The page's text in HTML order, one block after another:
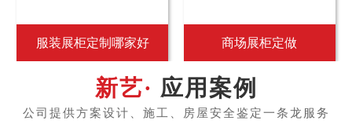
服装展柜定制哪家好 商场展柜定做
应用案例